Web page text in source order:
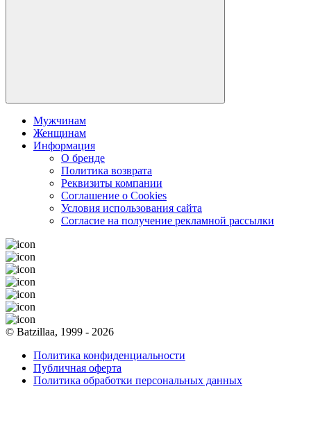
Мужчинам
Женщинам
Информация
О бренде
Политика возврата
Реквизиты компании
Соглашение о Cookies
Условия использования сайта
Согласие на получение рекламной рассылки
© Batzillaa, 1999 - 2026
Политика конфиденциальности
Публичная оферта
Политика обработки персональных данных